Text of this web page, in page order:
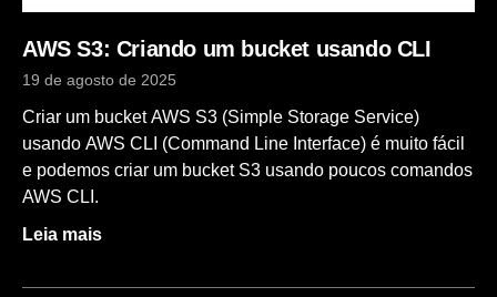
AWS S3: Criando um bucket usando CLI
19 de agosto de 2025
Criar um bucket AWS S3 (Simple Storage Service)
usando AWS CLI (Command Line Interface) é muito fácil
e podemos criar um bucket S3 usando poucos comandos
AWS CLI.
Leia mais